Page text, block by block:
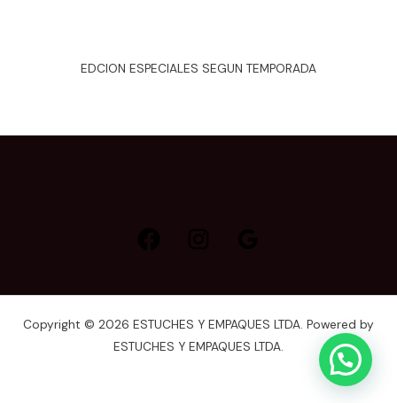
EDCION ESPECIALES SEGUN TEMPORADA
Copyright © 2026 ESTUCHES Y EMPAQUES LTDA. Powered by
ESTUCHES Y EMPAQUES LTDA.